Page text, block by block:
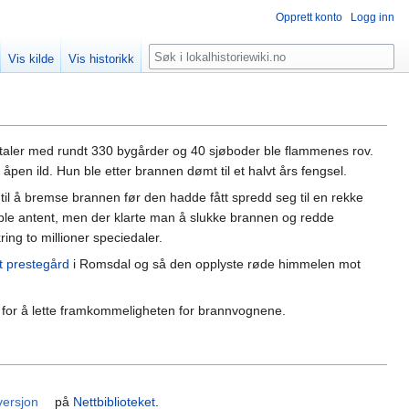
med rundt 330 bygårder og 40 sjøboder ble flammenes rov.
ild. Hun ble etter brannen dømt til et halvt års fengsel.
å bremse brannen før den hadde fått spredd seg til en rekke
antent, men der klarte man å slukke brannen og redde
to millioner speciedaler.
prestegård i Romsdal og så den opplyste røde himmelen mot
å lette framkommeligheten for brannvognene.
på Nettbiblioteket
Opprett konto Logg inn
Vis kilde Vis historikk Søk